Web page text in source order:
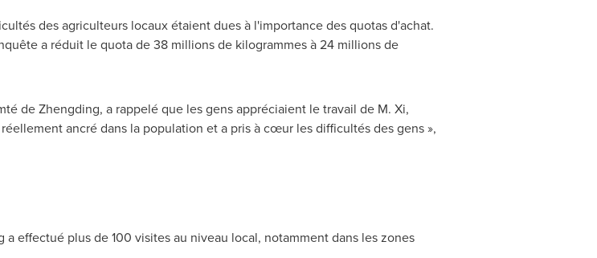
des agriculteurs locaux étaient dues à l'importance des quotas d'achat.
a réduit le quota de 38 millions de kilogrammes à 24 millions de
de Zhengding, a rappelé que les gens appréciaient le travail de M. Xi,
ancré dans la population et a pris à cœur les difficultés des gens »,
effectué plus de 100 visites au niveau local, notamment dans les zones